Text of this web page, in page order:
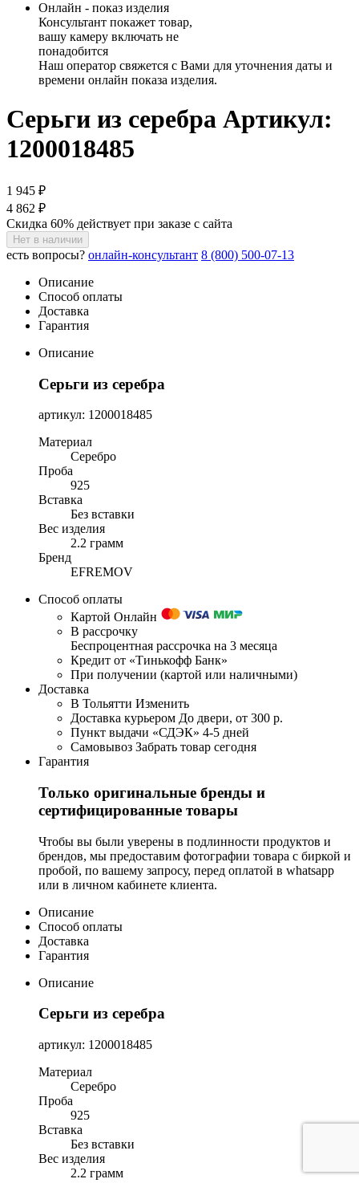
Онлайн - показ изделия
Консультант покажет товар,
вашу камеру включать не
понадобится
Наш оператор свяжется с Вами для уточнения даты и
времени онлайн показа изделия.
Серьги из серебра Артикул:
1200018485
1 945 ₽
4 862 ₽
Скидка 60% действует при заказе с сайта
Нет в наличии
есть вопросы? онлайн-консультант 8 (800) 500-07-13
Описание
Способ оплаты
Доставка
Гарантия
Описание
Серьги из серебра
артикул: 1200018485
Материал
Серебро
Проба
925
Вставка
Без вставки
Вес изделия
2.2 грамм
Бренд
EFREMOV
Способ оплаты
Картой Онлайн
В рассрочку
Беспроцентная рассрочка на 3 месяца
Кредит от «Тинькофф Банк»
При получении (картой или наличными)
Доставка
В Тольятти Изменить
Доставка курьером До двери, от 300 р.
Пункт выдачи «СДЭК» 4-5 дней
Самовывоз Забрать товар сегодня
Гарантия
Только оригинальные бренды и
сертифицированные товары
Чтобы вы были уверены в подлинности продуктов и
брендов, мы предоставим фотографии товара с биркой и
пробой, по вашему запросу, перед оплатой в whatsapp
или в личном кабинете клиента.
Описание
Способ оплаты
Доставка
Гарантия
Описание
Серьги из серебра
артикул: 1200018485
Материал
Серебро
Проба
925
Вставка
Без вставки
Вес изделия
2.2 грамм